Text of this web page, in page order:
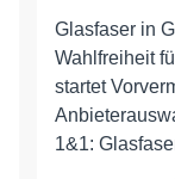
Glasfaser in
Wahlfreiheit
startet
1&1: